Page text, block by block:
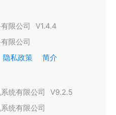
限公司 V1.4.4
限公司
隐私政策 简介
统有限公司 V9.2.5
统有限公司